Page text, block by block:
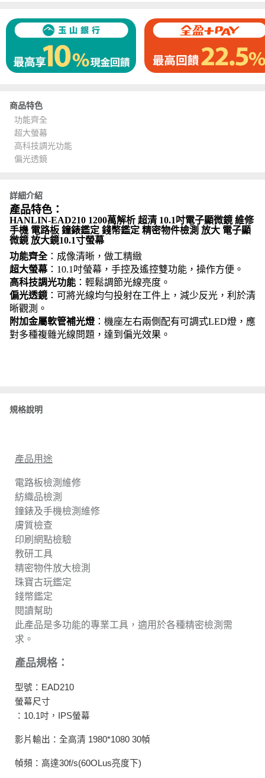
商品特色
功能齊全
超大螢幕
高科技調光功能
偏光透鏡
詳細介紹
產品特色：
HANLIN-EAD210 1200萬解析 超清 10.1吋電子顯微鏡 維修
手機 電路板 鐘錶鑑定 錢幣鑑定 精密物件檢測 放大 電子顯
微鏡 放大鏡10.1寸螢幕
功能齊全：成像清晰，做工精緻
超大螢幕：10.1吋螢幕，手控及遙控雙功能，操作方便。
高科技調光功能 ：輕鬆調節光線亮度。
偏光透鏡 ：可將光線均勻投射在工件上，減少反光，利於清
晰觀測。
附加金屬軟管補光燈：機座左右兩側配有可調式LED燈，應
對多種複雜光線問題，達到偏光效果。
規格說明
產品用途
電路板檢測維修
紡織品檢測
鐘錶及手機檢測維修
膚質檢查
印刷網點檢驗
教研工具
精密物件放大檢測
珠寶古玩鑑定
錢幣鑑定
閱讀幫助
此產品是多功能的專業工具，適用於各種精密檢測需
求。
產品規格：
型號：EAD210
螢幕尺寸
：10.1吋，IPS螢幕
影片輸出：全高清 1980*1080 30幀
幀頻：高達30f/s(60OLus亮度下)